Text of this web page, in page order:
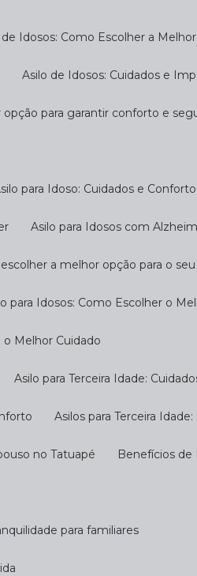
de Idosos: Como Escolher a
Asilo de Idosos: Cuidados e
opção para garantir conforto e
Asilo para Idoso: Cuidados e Conforto
Asilo para Idosos com
escolher a melhor opção para o
para Idosos: Como Escolher o
o Melhor Cuidado
Asilo para Terceira Idade:
Asilos para Terceira
no Tatuapé Benefícios
para familiares